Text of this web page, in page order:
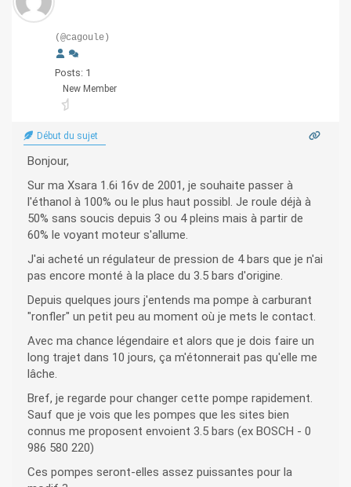
(@cagoule)
Posts: 1
New Member
Début du sujet
Bonjour,
Sur ma Xsara 1.6i 16v de 2001, je souhaite passer à
l'éthanol à 100% ou le plus haut possibl. Je roule déjà à
50% sans soucis depuis 3 ou 4 pleins mais à partir de
60% le voyant moteur s'allume.
J'ai acheté un régulateur de pression de 4 bars que je n'ai
pas encore monté à la place du 3.5 bars d'origine.
Depuis quelques jours j'entends ma pompe à carburant
"ronfler" un petit peu au moment où je mets le contact.
Avec ma chance légendaire et alors que je dois faire un
long trajet dans 10 jours, ça m'étonnerait pas qu'elle me
lâche.
Bref, je regarde pour changer cette pompe rapidement.
Sauf que je vois que les pompes que les sites bien
connus me proposent envoient 3.5 bars (ex BOSCH - 0
986 580 220)
Ces pompes seront-elles assez puissantes pour la